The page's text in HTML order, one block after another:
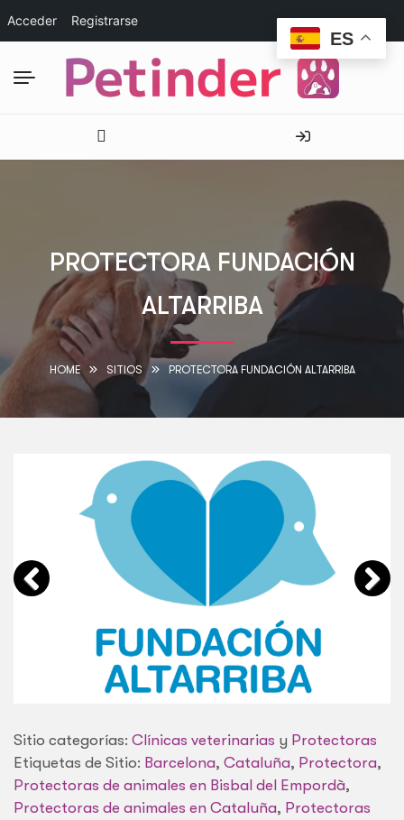
Acceder Registrarse
PROTECTORA FUNDACIÓN
ALTARRIBA
HOME SITIOS PROTECTORA FUNDACIÓN ALTARRIBA
Sitio categorías: Clínicas veterinarias y Protectoras
Etiquetas de Sitio: Barcelona, Cataluña, Protectora,
Protectoras de animales en Bisbal del Empordà,
Protectoras de animales en Cataluña, Protectoras
ES